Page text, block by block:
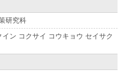
研究科
ン コクサイ コウキョウ セイサク